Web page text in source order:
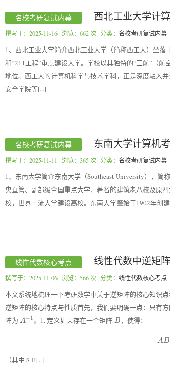
名校考研复试内幕 西北工业大学计
撰写于： 2025-11-16 浏览：662 次 分类： 名校考研复试内幕
1、西北工业大学简介西北工业大学（简称西工大）坐
和“211工程”重点建设大学。学校以其独特的“三航”（
地位。西工大的计算机科学与技术学科，正是深度融入
安全学院等[...]
名校考研复试内幕 东南大学计算机
撰写于： 2025-11-11 浏览：365 次 分类： 名校考研复试内幕
1、东南大学简介东南大学（Southeast University），
央直管、副部级全国重点大学，著名的建筑老八校及原
校，世界一流大学建设高校。东南大学肇始于1902年创
线性代数核心考点 线性代数中逆矩
撰写于： 2025-11-06 浏览：566 次 分类： 线性代数核心考点
本文系统地梳理一下考研数学中关于逆矩阵的核心知识
逆矩阵的核心特点与性质首先，我们要明确一点：只有
阵为 A^{-1}
A −1。1. 定义如果存在一个矩阵 B
B ，使得：
A B
（其中 $ E[...]